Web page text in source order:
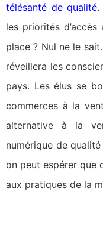
télésanté de qualité.
les priorités
place ? Nul ne le
réveillera les
pays. Les élus se
commerces à la
alternative à la
numérique de
on peut espérer que
aux pratiques de la